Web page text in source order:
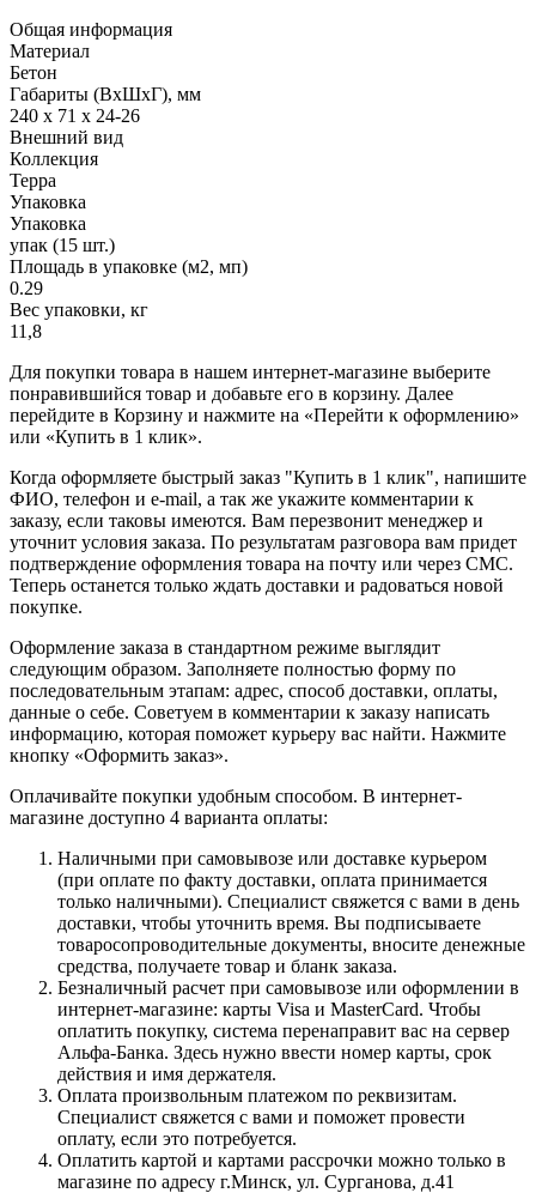
Общая информация
Материал
Бетон
Габариты (ВхШхГ), мм
240 х 71 х 24-26
Внешний вид
Коллекция
Терра
Упаковка
Упаковка
упак (15 шт.)
Площадь в упаковке (м2, мп)
0.29
Вес упаковки, кг
11,8
Для покупки товара в нашем интернет-магазине выберите
понравившийся товар и добавьте его в корзину. Далее
перейдите в Корзину и нажмите на «Перейти к оформлению»
или «Купить в 1 клик».
Когда оформляете быстрый заказ "Купить в 1 клик", напишите
ФИО, телефон и e-mail, а так же укажите комментарии к
заказу, если таковы имеются. Вам перезвонит менеджер и
уточнит условия заказа. По результатам разговора вам придет
подтверждение оформления товара на почту или через СМС.
Теперь останется только ждать доставки и радоваться новой
покупке.
Оформление заказа в стандартном режиме выглядит
следующим образом. Заполняете полностью форму по
последовательным этапам: адрес, способ доставки, оплаты,
данные о себе. Советуем в комментарии к заказу написать
информацию, которая поможет курьеру вас найти. Нажмите
кнопку «Оформить заказ».
Оплачивайте покупки удобным способом. В интернет-
магазине доступно 4 варианта оплаты:
Наличными при самовывозе или доставке курьером
(при оплате по факту доставки, оплата принимается
только наличными). Специалист свяжется с вами в день
доставки, чтобы уточнить время. Вы подписываете
товаросопроводительные документы, вносите денежные
средства, получаете товар и бланк заказа.
Безналичный расчет при самовывозе или оформлении в
интернет-магазине: карты Visa и MasterCard. Чтобы
оплатить покупку, система перенаправит вас на сервер
Альфа-Банка. Здесь нужно ввести номер карты, срок
действия и имя держателя.
Оплата произвольным платежом по реквизитам.
Специалист свяжется с вами и поможет провести
оплату, если это потребуется.
Оплатить картой и картами рассрочки можно только в
магазине по адресу г.Минск, ул. Сурганова, д.41